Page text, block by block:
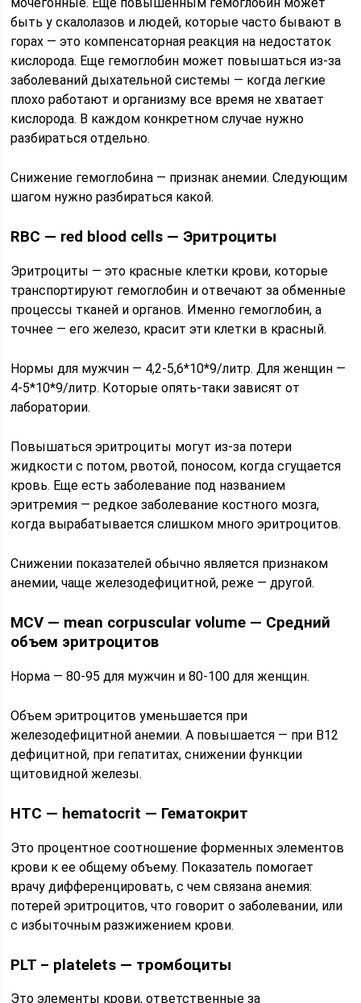
мочегонные. Еще повышенным гемоглобин может
быть у скалолазов и людей, которые часто бывают в
горах — это компенсаторная реакция на недостаток
кислорода. Еще гемоглобин может повышаться из-за
заболеваний дыхательной системы — когда легкие
плохо работают и организму все время не хватает
кислорода. В каждом конкретном случае нужно
разбираться отдельно.
Снижение гемоглобина — признак анемии. Следующим
шагом нужно разбираться какой.
RBC — red blood cells — Эритроциты
Эритроциты — это красные клетки крови, которые
транспортируют гемоглобин и отвечают за обменные
процессы тканей и органов. Именно гемоглобин, а
точнее — его железо, красит эти клетки в красный.
Нормы для мужчин — 4,2-5,6*10*9/литр. Для женщин —
4-5*10*9/литр. Которые опять-таки зависят от
лаборатории.
Повышаться эритроциты могут из-за потери
жидкости с потом, рвотой, поносом, когда сгущается
кровь. Еще есть заболевание под названием
эритремия — редкое заболевание костного мозга,
когда вырабатывается слишком много эритроцитов.
Снижении показателей обычно является признаком
анемии, чаще железодефицитной, реже — другой.
MCV — mean corpuscular volume — Средний
объем эритроцитов
Норма — 80-95 для мужчин и 80-100 для женщин.
Объем эритроцитов уменьшается при
железодефицитной анемии. А повышается — при В12
дефицитной, при гепатитах, снижении функции
щитовидной железы.
HTC — hematocrit — Гематокрит
Это процентное соотношение форменных элементов
крови к ее общему объему. Показатель помогает
врачу дифференцировать, с чем связана анемия:
потерей эритроцитов, что говорит о заболевании, или
с избыточным разжижением крови.
PLT – platelets — тромбоциты
Это элементы крови, ответственные за